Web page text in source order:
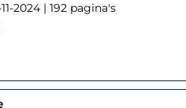
2024 | 192 pagina's